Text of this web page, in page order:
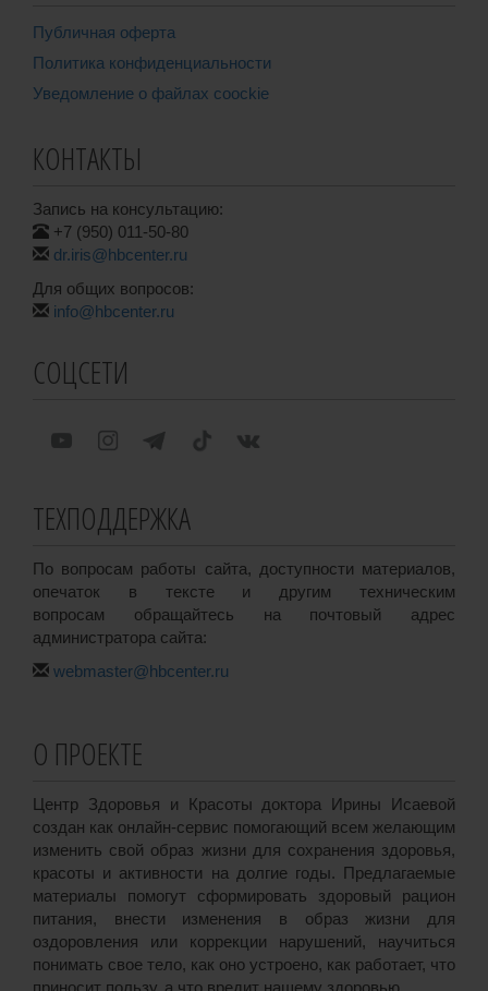
Публичная оферта
Политика конфиденциальности
Уведомление о файлах coockie
КОНТАКТЫ
Запись на консультацию:
+7 (950) 011-50-80
dr.iris@hbcenter.ru
Для общих вопросов:
info@hbcenter.ru
СОЦСЕТИ
ТЕХПОДДЕРЖКА
По вопросам работы сайта, доступности материалов,
опечаток в тексте и другим техническим
вопросам обращайтесь на почтовый адрес
администратора сайта:
webmaster@hbcenter.ru
О ПРОЕКТЕ
Центр Здоровья и Красоты доктора Ирины Исаевой
создан как онлайн-сервис помогающий всем желающим
изменить свой образ жизни для сохранения здоровья,
красоты и активности на долгие годы. Предлагаемые
материалы помогут сформировать здоровый рацион
питания, внести изменения в образ жизни для
оздоровления или коррекции нарушений, научиться
понимать свое тело, как оно устроено, как работает, что
приносит пользу, а что вредит нашему здоровью.